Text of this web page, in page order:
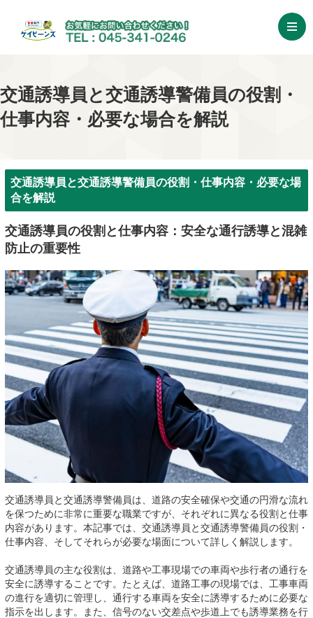
交通誘導員と交通誘導警備員の役割・
仕事内容・必要な場合を解説
交通誘導員と交通誘導警備員の役割・仕事内容・必要な場
合を解説
交通誘導員の役割と仕事内容：安全な通行誘導と混雑
防止の重要性
交通誘導員と交通誘導警備員は、道路の安全確保や交通の円滑な流れ
を保つために非常に重要な職業ですが、それぞれに異なる役割と仕事
内容があります。本記事では、交通誘導員と交通誘導警備員の役割・
仕事内容、そしてそれらが必要な場面について詳しく解説します。
交通誘導員の主な役割は、道路や工事現場での車両や歩行者の通行を
安全に誘導することです。たとえば、道路工事の現場では、工事車両
の進行を適切に管理し、通行する車両を安全に誘導するために必要な
指示を出します。また、信号のない交差点や歩道上でも誘導業務を行